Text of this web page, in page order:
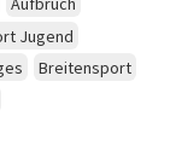
Jugend
Breitensport